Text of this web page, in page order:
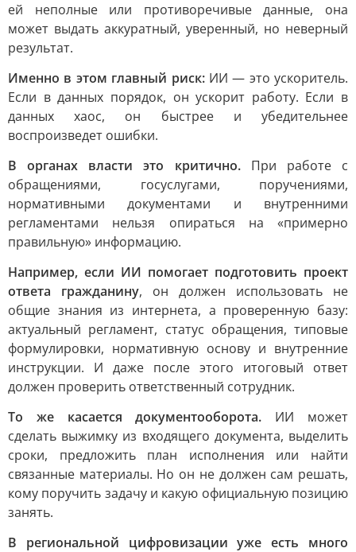
ей неполные или противоречивые данные, она
может выдать аккуратный, уверенный, но неверный
результат.
Именно в этом главный риск: ИИ — это ускоритель.
Если в данных порядок, он ускорит работу. Если в
данных хаос, он быстрее и убедительнее
воспроизведет ошибки.
В органах власти это критично.При работе с
обращениями, госуслугами, поручениями,
нормативными документами и внутренними
регламентами нельзя опираться на «примерно
правильную» информацию.
Например, если ИИ помогает подготовить проект
ответа гражданину, он должен использовать не
общие знания из интернета, а проверенную базу:
актуальный регламент, статус обращения, типовые
формулировки, нормативную основу и внутренние
инструкции. И даже после этого итоговый ответ
должен проверить ответственный сотрудник.
То же касается документооборота. ИИ может
сделать выжимку из входящего документа, выделить
сроки, предложить план исполнения или найти
связанные материалы. Но он не должен сам решать,
кому поручить задачу и какую официальную позицию
занять.
В региональной цифровизации уже есть много